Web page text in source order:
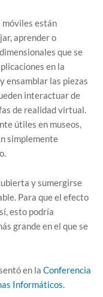
están
aprender o
que se
en la
ensamblar las piezas
interactuar de
de realidad virtual.
útiles en museos,
simplemente
y sumergirse
Para que el efecto
esto podría
grande en el que se
en la Conferencia
Informáticos.